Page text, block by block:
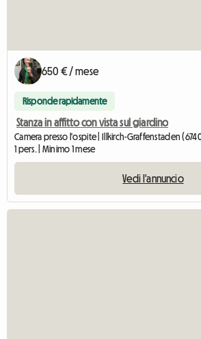
650 € / mese
Risponde rapidamente
Stanza in affitto con vista sul giardino
Camera presso l'ospite | Illkirch-Graffenstaden
1 pers. | Minimo 1 mese
Vedi l'annuncio